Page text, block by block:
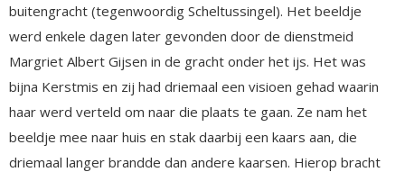
buitengracht (tegenwoordig Scheltussingel). Het beeldje
werd enkele dagen later gevonden door de dienstmeid
Margriet Albert Gijsen in de gracht onder het ijs. Het was
bijna Kerstmis en zij had driemaal een visioen gehad waarin
haar werd verteld om naar die plaats te gaan. Ze nam het
beeldje mee naar huis en stak daarbij een kaars aan, die
driemaal langer brandde dan andere kaarsen. Hierop bracht